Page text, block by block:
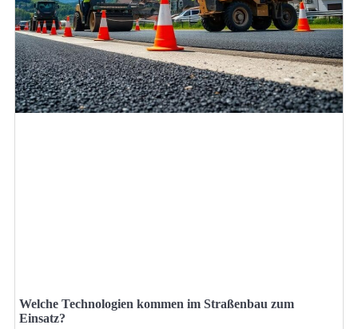
Welche Technologien kommen im Straßenbau zum
Einsatz?